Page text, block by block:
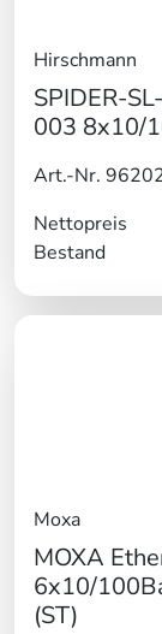
Hirschmann
SPIDER-
003 8x10/
Art.-Nr.
Nettopreis
Bestand
Moxa
MOXA
6x10/
(ST)